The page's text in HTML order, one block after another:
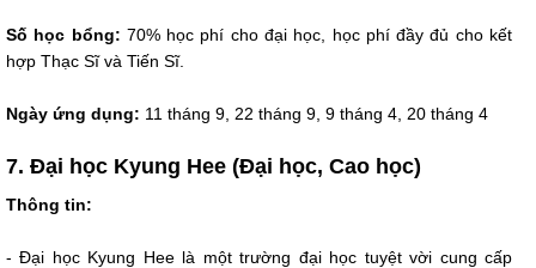
Số học bổng: 70% học phí cho đại học, học phí đầy đủ cho kết
hợp Thạc Sĩ và Tiến Sĩ.
Ngày ứng dụng: 11 tháng 9, 22 tháng 9, 9 tháng 4, 20 tháng 4
7. Đại học Kyung Hee (Đại học, Cao học)
Thông tin:
- Đại học Kyung Hee là một trường đại học tuyệt vời cung cấp